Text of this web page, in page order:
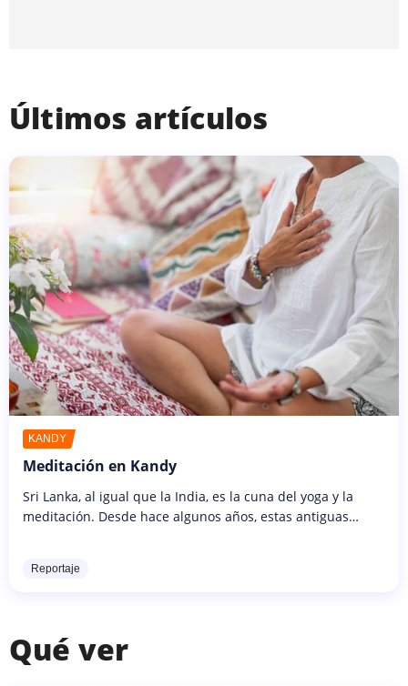
Últimos artículos
KANDY
Meditación en Kandy
Sri Lanka, al igual que la India, es la cuna del yoga y la
meditación. Desde hace algunos años, estas antiguas
Reportaje
Qué ver